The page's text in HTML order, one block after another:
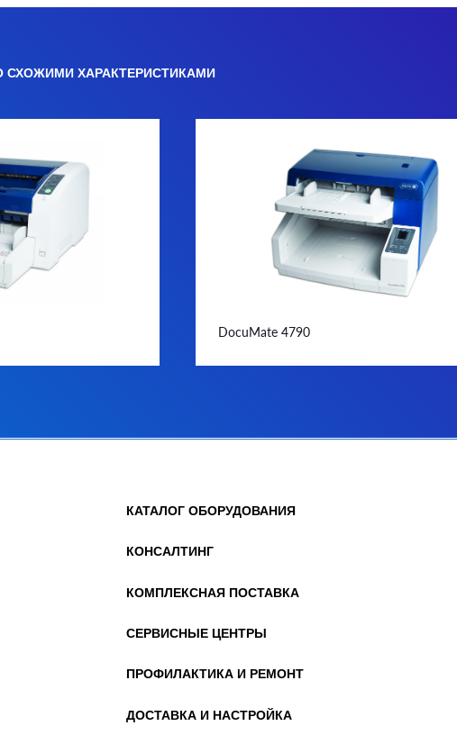
СХОЖИМИ ХАРАКТЕРИСТИКАМИ
DocuMate 4790
КАТАЛОГ ОБОРУДОВАНИЯ
КОНСАЛТИНГ
КОМПЛЕКСНАЯ ПОСТАВКА
СЕРВИСНЫЕ ЦЕНТРЫ
ПРОФИЛАКТИКА И РЕМОНТ
ДОСТАВКА И НАСТРОЙКА